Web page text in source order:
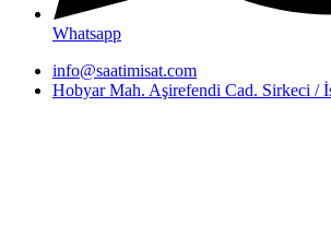
Whatsapp
info@saatimisat.com
Hobyar Mah. Aşirefendi Cad. Sirkeci /